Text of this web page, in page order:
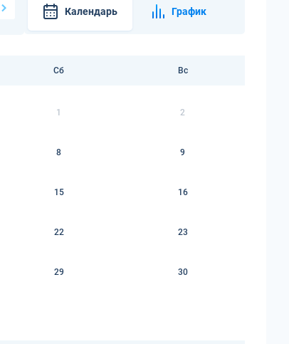
Календарь График
Сб Вс
1 2
8 9
15 16
22 23
29 30